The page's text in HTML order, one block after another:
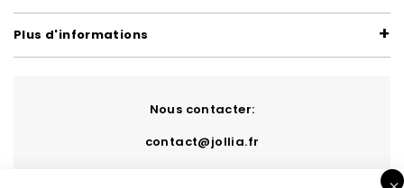
Plus d'informations
Nous contacter:
contact@jollia.fr